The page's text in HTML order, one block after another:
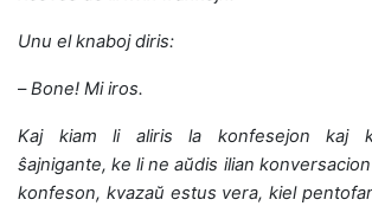
Unu el knaboj diris:
–Bone! Mi iros.
Kaj kiam li aliris la konfesejon kaj
ŝajnigante, ke li ne aŭdis ilian
konfeson, kvazaŭ estus vera, kiel